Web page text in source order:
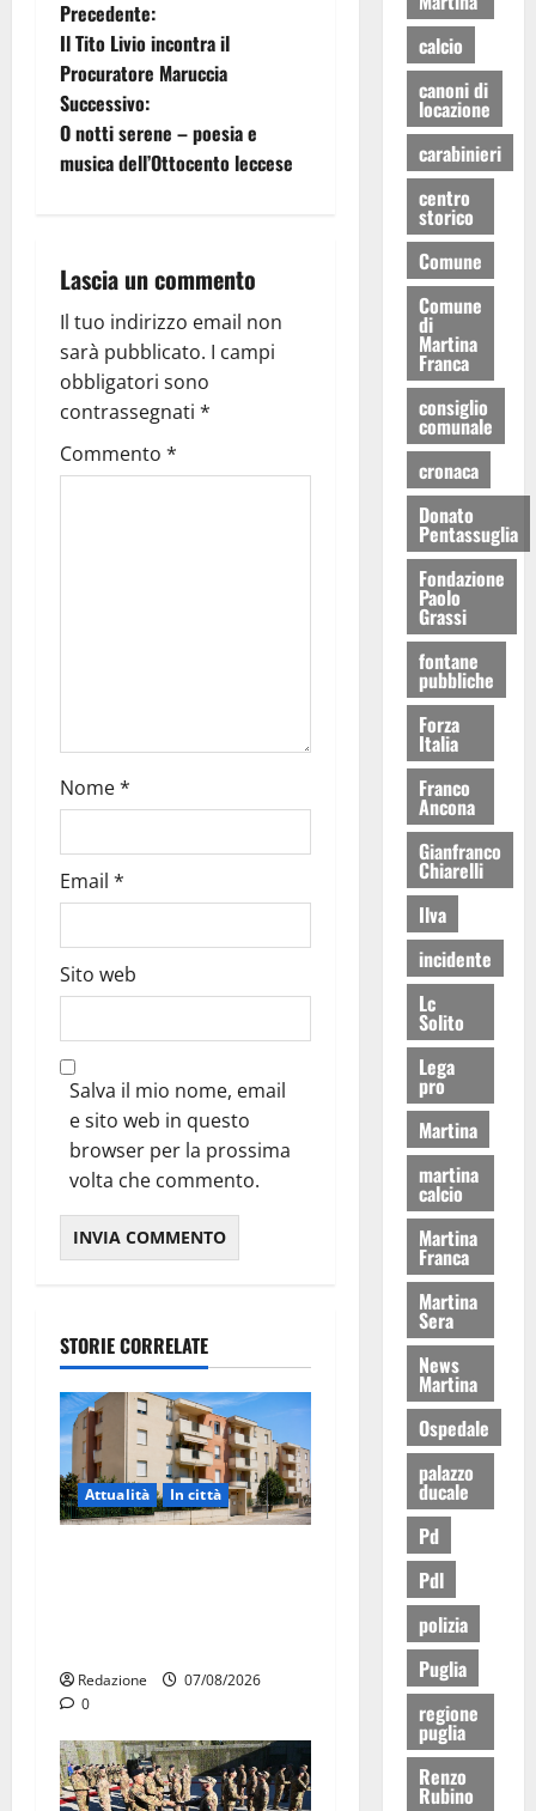
Precedente:
Il Tito Livio incontra il
Procuratore Maruccia
Successivo:
O notti serene – poesia e
musica dell’Ottocento leccese
Lascia un commento
Il tuo indirizzo email non
sarà pubblicato. I campi
obbligatori sono
contrassegnati *
Commento *
Nome*
Email *
Sito web
Salva il mio nome, email
e sito web in questo
browser per la prossima
volta che commento.
STORIE CORRELATE
Attualità In città
Redazione
07/08/2026
0
calcio
canoni di
locazione
carabinieri
centro
storico
Comune
Comune
di
Martina
Franca
consiglio
comunale
cronaca
Donato
Pentassuglia
Fondazione
Paolo
Grassi
fontane
pubbliche
Forza
Italia
Franco
Ancona
Gianfranco
Chiarelli
Ilva
incidente
Lc
Solito
Lega
pro
Martina
martina
calcio
Martina
Franca
Martina
Sera
News
Martina
Ospedale
palazzo
ducale
Pd
Pdl
polizia
Puglia
regione
puglia
Renzo
Rubino